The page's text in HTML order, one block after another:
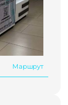
Маршрут